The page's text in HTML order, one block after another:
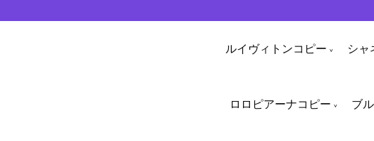
ルイヴィトンコピー シャ
ロロピアーナコピー ブ